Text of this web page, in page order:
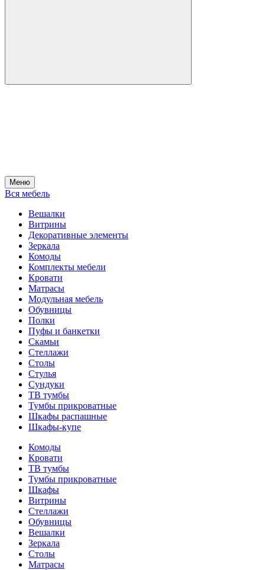
Меню
Вся мебель
Вешалки
Витрины
Декоративные элементы
Зеркала
Комоды
Комплекты мебели
Кровати
Матрасы
Модульная мебель
Обувницы
Полки
Пуфы и банкетки
Скамьи
Стеллажи
Столы
Стулья
Сундуки
ТВ тумбы
Тумбы прикроватные
Шкафы распашные
Шкафы-купе
Комоды
Кровати
ТВ тумбы
Тумбы прикроватные
Шкафы
Витрины
Стеллажи
Обувницы
Вешалки
Зеркала
Столы
Матрасы